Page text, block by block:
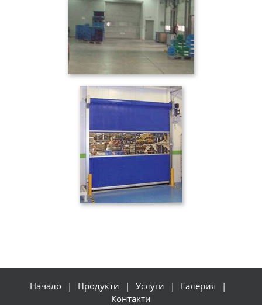
Начало Продукти Услуги
Галерия
Контакти